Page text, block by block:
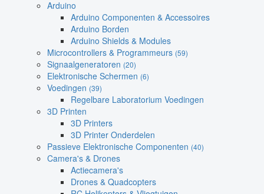
Arduino
Arduino Componenten & Accessoires
Arduino Borden
Arduino Shields & Modules
Microcontrollers & Programmeurs (59)
Signaalgeneratoren (20)
Elektronische Schermen (6)
Voedingen (39)
Regelbare Laboratorium Voedingen
3D Printen
3D Printers
3D Printer Onderdelen
Passieve Elektronische Componenten (40)
Camera's & Drones
Actiecamera's
Drones & Quadcopters